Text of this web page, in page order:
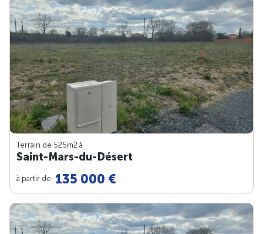
Terrain de 525m2 à
Saint-Mars-du-Désert
à partir de 135 000 €